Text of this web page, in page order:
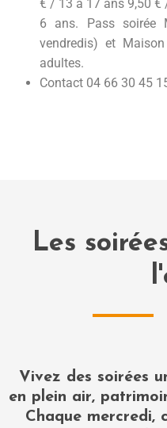
€ / 13 à 17 ans 9,50
6 ans. Pass soirée
vendredis) et
adultes.
Contact 04 66 30 45
Les
Vivez des soirées
en plein air,
Chaque mercredi,